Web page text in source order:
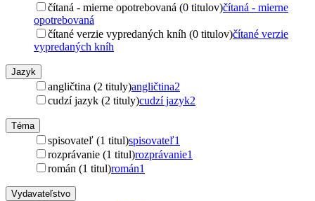
čítaná - mierne opotrebovaná (0 titulov)čítaná - mierne
opotrebovaná
čítané verzie vypredaných kníh (0 titulov)čítané verzie
vypredaných kníh
Jazyk
angličtina (2 tituly)angličtina2
cudzí jazyk (2 tituly)cudzí jazyk2
Téma
spisovateľ (1 titul)spisovateľ1
rozprávanie (1 titul)rozprávanie1
román (1 titul)román1
Vydavateľstvo